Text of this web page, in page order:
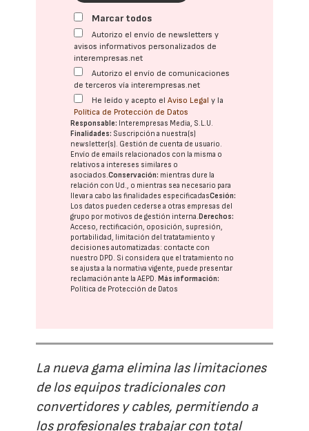
Marcar todos
Autorizo el envío de newsletters y
avisos informativos personalizados de
interempresas.net
Autorizo el envío de comunicaciones
de terceros vía interempresas.net
He leído y acepto elAviso Legal y la
Política de Protección de Datos
Responsable: Interempresas Media, S.L.U.
Finalidades: Suscripción a nuestra(s)
newsletter(s). Gestión de cuenta de usuario.
Envío de emails relacionados con la misma o
relativos a intereses similares o
asociados.Conservación: mientras dure la
relación con Ud., o mientras sea necesario para
llevar a cabo las finalidades especificadasCesión:
Los datos pueden cederse a otras empresas del
grupo por motivos de gestión interna.Derechos:
Acceso, rectificación, oposición, supresión,
portabilidad, limitación del tratatamiento y
decisiones automatizadas: contacte con
nuestro DPD. Si considera que el tratamiento no
se ajusta a la normativa vigente, puede presentar
reclamación ante laAEPD.Más información:
Política de Protección de Datos
La nueva gama elimina las limitaciones
de los equipos tradicionales con
convertidores y cables, permitiendo a
los profesionales trabajar con total